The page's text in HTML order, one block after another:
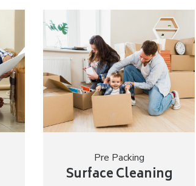
Pre Packing
Surface Cleaning